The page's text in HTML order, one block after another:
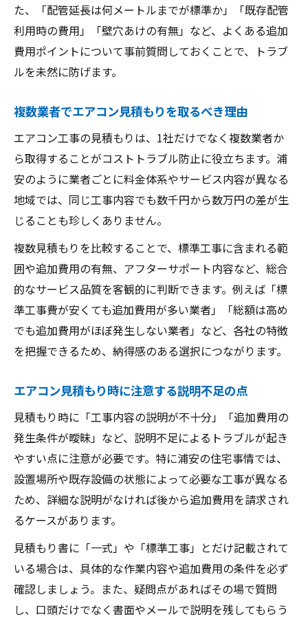
た、「配管延長は何メートルまでが標準か」「既存配管
利用時の費用」「壁穴あけの有無」など、よくある追加
費用ポイントについて事前質問しておくことで、トラブ
ルを未然に防げます。
複数業者でエアコン見積もりを取るべき理由
エアコン工事の見積もりは、1社だけでなく複数業者か
ら取得することがコストトラブル防止に役立ちます。浦
安のように業者ごとに料金体系やサービス内容が異なる
地域では、同じ工事内容でも数千円から数万円の差が生
じることも珍しくありません。
複数見積もりを比較することで、標準工事に含まれる範
囲や追加費用の有無、アフターサポート内容など、総合
的なサービス品質を客観的に判断できます。例えば「標
準工事費が安くても追加費用が多い業者」「総額は高め
でも追加費用がほぼ発生しない業者」など、各社の特徴
を把握できるため、納得感のある選択につながります。
エアコン見積もり時に注意する説明不足の点
見積もり時に「工事内容の説明が不十分」「追加費用の
発生条件が曖昧」など、説明不足によるトラブルが起き
やすい点に注意が必要です。特に浦安の住宅事情では、
設置場所や既存設備の状態によって必要な工事が異なる
ため、詳細な説明がなければ後から追加費用を請求され
るケースがあります。
見積もり書に「一式」や「標準工事」とだけ記載されて
いる場合は、具体的な作業内容や追加費用の条件を必ず
確認しましょう。また、疑問点があればその場で質問
し、口頭だけでなく書面やメールで説明を残してもらう